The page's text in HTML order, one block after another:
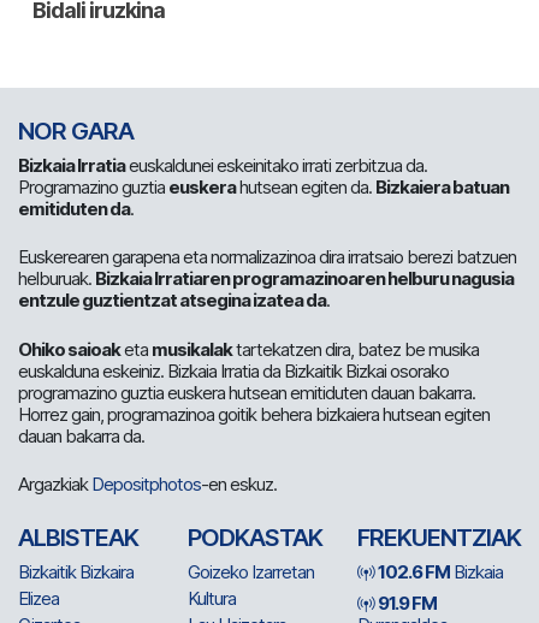
NOR GARA
Bizkaia Irratiaeuskaldunei eskeinitako irrati zerbitzua da.
Programazino guztia euskerahutsean egiten da. Bizkaiera batuan
emitiduten da.
Euskerearen garapena eta normalizazinoa dira irratsaio berezi batzuen
helburuak. Bizkaia Irratiaren programazinoaren helburu nagusia
entzule guztientzat atsegina izatea da.
Ohiko saioaketa musikalaktartekatzen dira, batez be musika
euskalduna eskeiniz. Bizkaia Irratia da Bizkaitik Bizkai osorako
programazino guztia euskera hutsean emitiduten dauan bakarra.
Horrez gain, programazinoa goitik behera bizkaiera hutsean egiten
dauan bakarra da.
ArgazkiakDepositphotos-en eskuz.
ALBISTEAK
Bizkaitik Bizkaira
Elizea
PODKASTAK
Goizeko Izarretan
Kultura
FREKUENTZIAK
102.6 FM Bizkaia
91.9 FM